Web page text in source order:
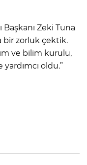
Başkanı Zeki Tuna
bir zorluk çektik.
ve bilim kurulu,
oldu.”